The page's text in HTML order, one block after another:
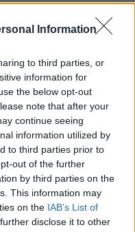
Information
to third parties, or
information for
the below opt-out
note that after your
continue seeing
information utilized by
to third parties prior to
out of the further
by third parties on the
This information may
on the IAB’s List of
disclose it to other